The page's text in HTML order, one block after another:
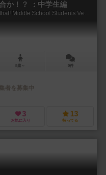
か！？ ：中学生編
Katsu Curry?! This is not the time for that! Middle School Students Version
8歳～ 0件
者を募集中
3
お気に入り
13
持ってる